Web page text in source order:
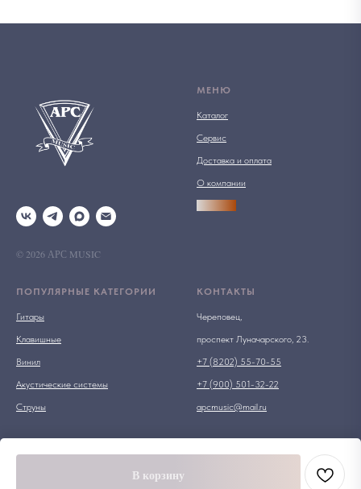
В корзину
© 2026 АРС MUSIC
МЕНЮ
Каталог
Сервис
Доставка и оплата
О компании
ПОПУЛЯРНЫЕ КАТЕГОРИИ
Гитары
Клавишные
Винил
Акустические системы
Струны
КОНТАКТЫ
Череповец,
проспект Луначарского, 23.
+7 (8202) 55-70-55
+7 (900) 501-32-22
apcmusic@mail.ru